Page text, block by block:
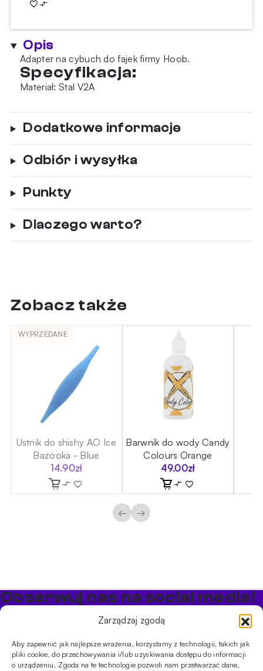
Zarządzaj zgodą
Aby zapewnić jak najlepsze wrażenia, korzystamy z technologii, takich jak
pliki cookie, do przechowywania i/lub uzyskiwania dostępu do informacji
o urządzeniu. Zgoda na te technologie pozwoli nam przetwarzać dane,
cybuch
Gold
Opis
Adapter na cybuch do fajek firmy Hoob.
Specyfikacja:
Materiał: Stal V2A
Dodatkowe informacje
Odbiór i wysyłka
Punkty
Dlaczego warto?
Zobacz także
WYPRZEDANE
Ustnik do shishy AO Ice
Bazooka - Blue
14.90zł
Barwnik do wody Candy
Colours Orange
49.00zł
← →
Obserwuj nas na social media!
Bądź na bieżąco z promocjami i nowościami w sklepie
PRODUKTY